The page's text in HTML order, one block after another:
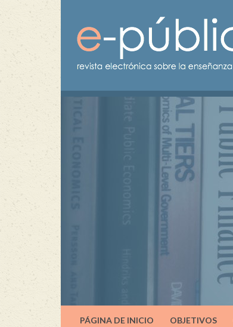
PÁGINA DE INICIO OBJETIVOS